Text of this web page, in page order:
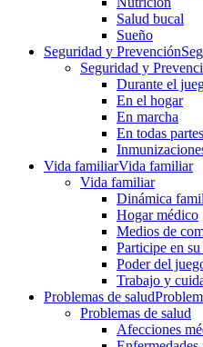
Salud bucal
Sueño
Seguridad y Prevención
Seguridad y
Durante el
En el hogar
En marcha
En todas partes
Vida familiarVida familiar
Vida familiar
Dinámica
Hogar médico
Medios de
Participe en
Poder del
Trabajo y
Problemas de salud
Problemas de salud
Afecciones